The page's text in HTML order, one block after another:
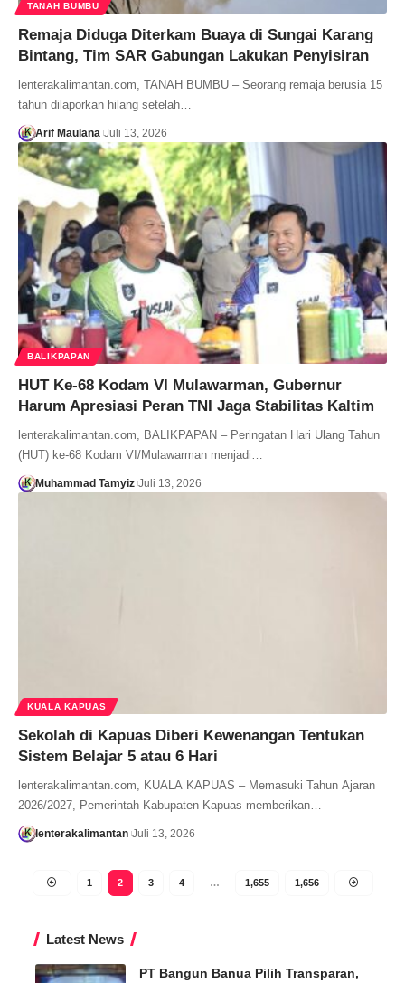
TANAH BUMBU
Remaja Diduga Diterkam Buaya di Sungai Karang
Bintang, Tim SAR Gabungan Lakukan Penyisiran
lenterakalimantan.com, TANAH BUMBU – Seorang remaja berusia 15
tahun dilaporkan hilang setelah…
Arif Maulana Juli 13, 2026
BALIKPAPAN
HUT Ke-68 Kodam VI Mulawarman, Gubernur
Harum Apresiasi Peran TNI Jaga Stabilitas Kaltim
lenterakalimantan.com, BALIKPAPAN – Peringatan Hari Ulang Tahun
(HUT) ke-68 Kodam VI/Mulawarman menjadi…
Muhammad Tamyiz Juli 13, 2026
KUALA KAPUAS
Sekolah di Kapuas Diberi Kewenangan Tentukan
Sistem Belajar 5 atau 6 Hari
lenterakalimantan.com, KUALA KAPUAS – Memasuki Tahun Ajaran
2026/2027, Pemerintah Kabupaten Kapuas memberikan…
lenterakalimantan Juli 13, 2026
1 2 3 4 … 1,655 1,656
Latest News
PT Bangun Banua Pilih Transparan,